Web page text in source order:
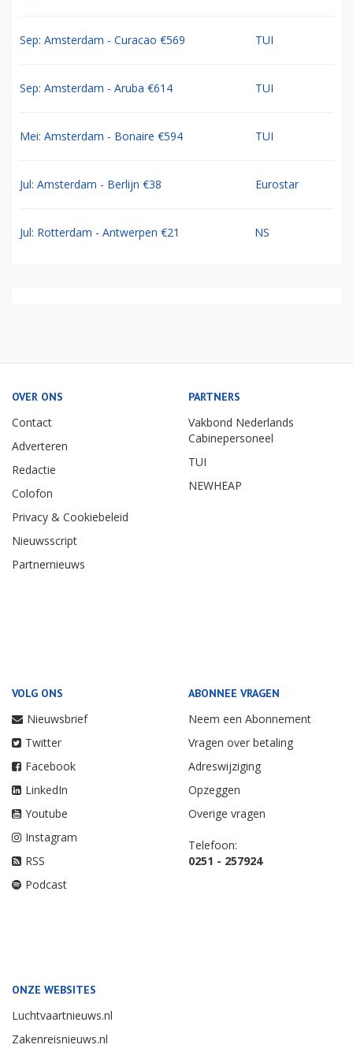
Sep: Amsterdam - Curacao €569 TUI
Sep: Amsterdam - Aruba €614 TUI
Mei: Amsterdam - Bonaire €594 TUI
Jul: Amsterdam - Berlijn €38 Eurostar
Jul: Rotterdam - Antwerpen €21 NS
OVER ONS
Contact
Adverteren
Redactie
Colofon
Privacy & Cookiebeleid
Nieuwsscript
Partnernieuws
PARTNERS
Vakbond Nederlands
Cabinepersoneel
TUI
NEWHEAP
VOLG ONS
Nieuwsbrief
Twitter
Facebook
LinkedIn
Youtube
Instagram
RSS
Podcast
ABONNEE VRAGEN
Neem een Abonnement
Vragen over betaling
Adreswijziging
Opzeggen
Overige vragen
Telefoon:
0251 - 257924
ONZE WEBSITES
Luchtvaartnieuws.nl
Zakenreisnieuws.nl